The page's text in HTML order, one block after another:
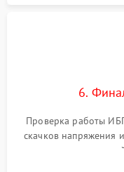
6.
Проверка работы
скачков напряжения
времени